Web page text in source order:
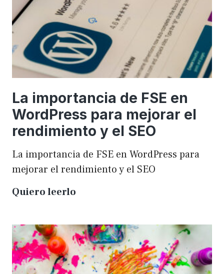
La importancia de FSE en
WordPress para mejorar el
rendimiento y el SEO
La importancia de FSE en WordPress para
mejorar el rendimiento y el SEO
Quiero leerlo
de
FSE
en
WordPress